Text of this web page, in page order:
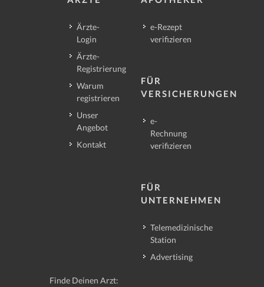
Ärzte-
Login
Ärzte-
Registrierung
Warum
registrieren
Unser
Angebot
Kontakt
e-Rezept
verifizieren
FÜR
VERSICHERUNGEN
e-
Rechnung
verifizieren
FÜR
UNTERNEHMEN
Telemedizinische
Station
Advertising
Finde Deinen Arzt: